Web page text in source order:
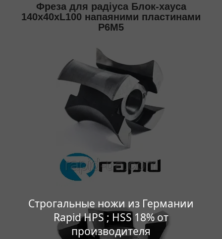
Строгальные ножи из Германии
Rapid HPS ; HSS 18% от
производителя
Фреза для радіуса Блок-хауса
140х40хL100 напаяними пластинами
Р6М5